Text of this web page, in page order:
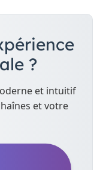
?
et intuitif
et votre